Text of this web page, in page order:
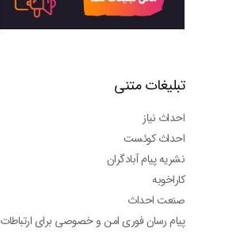
تبلیغات متنی
احداث نیاز
احداث کوئست
نشریه پیام آبادگران
کاراخوبه
صنعت احداث
پیام رسان فوری امن و خصوصی برای ارتباطات